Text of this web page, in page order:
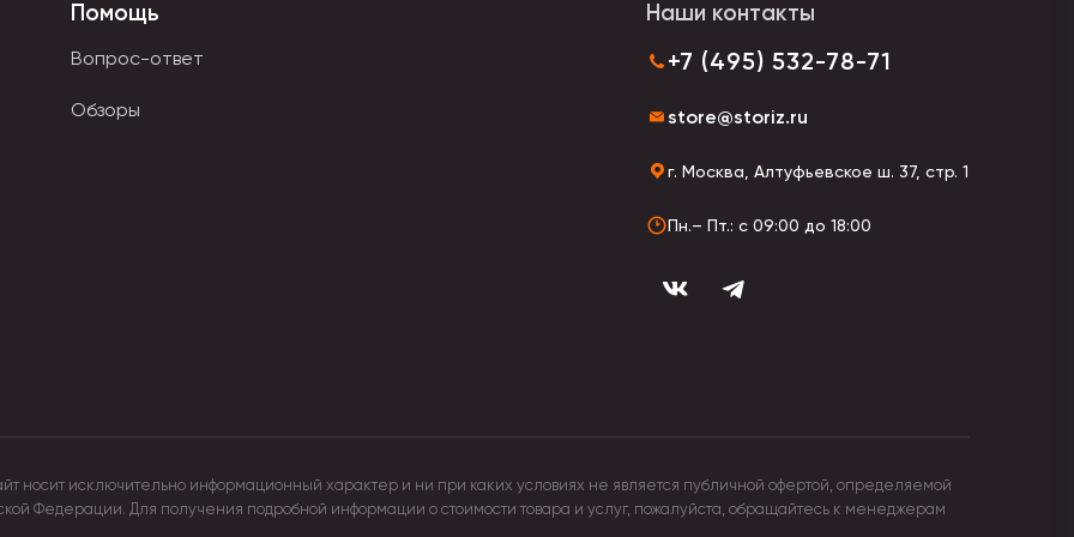
собрать волосы в красивый пучок или конский хвост. Она может быть выполнена из обычной бельевой
Объемные с интересным декором резинки создают стильный романтичный образ.
дорогостоящем наращивании. Съемные локоны крепятся на волосы с помощью заколок, ленты, зажимов.
Помощь
Вопрос-ответ
Обзоры
Наши контакты
+7 (495) 532-78-71
store@storiz.ru
г. Москва, Алтуфьевское ш. 37, стр. 1
Пн.– Пт.: с 09:00 до 18:00
носит исключительно информационный характер и ни при каких условиях не является публичной офертой, определяемой
Федерации. Для получения подробной информации о стоимости товара и услуг, пожалуйста, обращайтесь к менеджерам